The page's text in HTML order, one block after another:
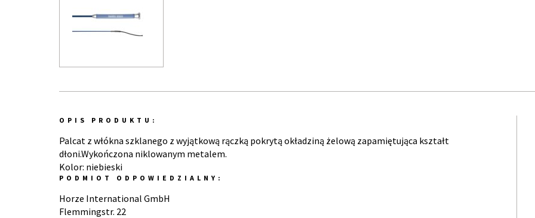
OPIS PRODUKTU:
Palcat z włókna szklanego z wyjątkową rączką pokrytą okładziną żelową zapamiętująca kształt
dłoni.Wykończona niklowanym metalem.
Kolor: niebieski
PODMIOT ODPOWIEDZIALNY:
Horze International GmbH
Flemmingstr. 22